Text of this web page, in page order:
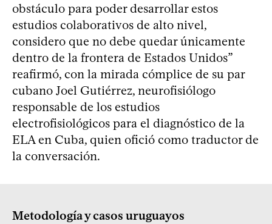
obstáculo para poder desarrollar estos
estudios colaborativos de alto nivel,
considero que no debe quedar únicamente
dentro de la frontera de Estados Unidos”
reafirmó, con la mirada cómplice de su par
cubano Joel Gutiérrez, neurofisiólogo
responsable de los estudios
electrofisiológicos para el diagnóstico de la
ELA en Cuba, quien ofició como traductor de
la conversación.
Metodología y casos uruguayos